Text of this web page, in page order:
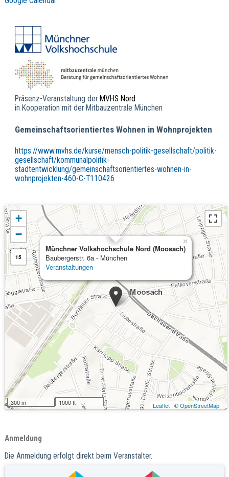
Präsenz-Veranstaltung der MVHS Nord
in Kooperation mit der Mitbauzentrale München
Gemeinschaftsorientiertes Wohnen in Wohnprojekten
https://www.mvhs.de/kurse/mensch-politik-gesellschaft/politik-
gesellschaft/kommunalpolitik-
stadtentwicklung/gemeinschaftsorientiertes-wohnen-in-
wohnprojekten-460-C-T110426
Münchner Volkshochschule Nord (Moosach)
Baubergerstr. 6a - München
Veranstaltungen
×
+
−
15
300 m 1000 ft Leaflet| ©OpenStreetMap
Anmeldung
Die Anmeldung erfolgt direkt beim Veranstalter.